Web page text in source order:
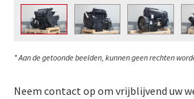
* Aan de getoonde beelden, kunnen geen rechten
Neem contact op om vrijblijvend uw